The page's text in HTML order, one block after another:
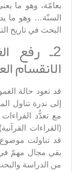
بعامّة، وهو ما
السنّة… وهو ما
البحث في تاريخ
2ـ رفع
الانقسام
قد تعود حالة
إلى ندرة تناول
مع تعدُّد
(القراءات
قد تناولت موضوع
بقي مجال مهمّ في
من الدراسة